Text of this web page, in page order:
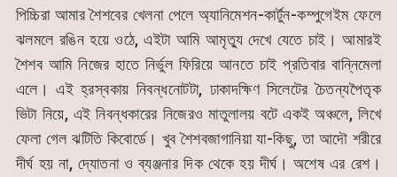
পিচ্চিরা আমার শৈশবের খেলনা পেলে অ্যানিমেশন-কার্টুন-কম্পুগেইম ফেলে
ঝলমলে রঙিন হয়ে ওঠে, এইটা আমি আমৃত্যু দেখে যেতে চাই। আমারই
শৈশব আমি নিজের হাতে নির্ভুল ফিরিয়ে আনতে চাই প্রতিবার বান্নিমেলা
এলে। এই হ্রস্বকায় নিবন্ধনোটটা, ঢাকাদক্ষিণ সিলেটের চৈতন্যপৈতৃক
ভিটা নিয়ে, এই নিবন্ধকারের নিজেরও মাতুলালয় বটে একই অঞ্চলে, লিখে
ফেলা গেল ঝটিতি কিবোর্ডে। খুব শৈশবজাগানিয়া যা-কিছু, তা আদৌ শরীরে
দীর্ঘ হয় না, দ্যোতনা ও ব্যঞ্জনার দিক থেকে হয় দীর্ঘ। অশেষ এর রেশ।